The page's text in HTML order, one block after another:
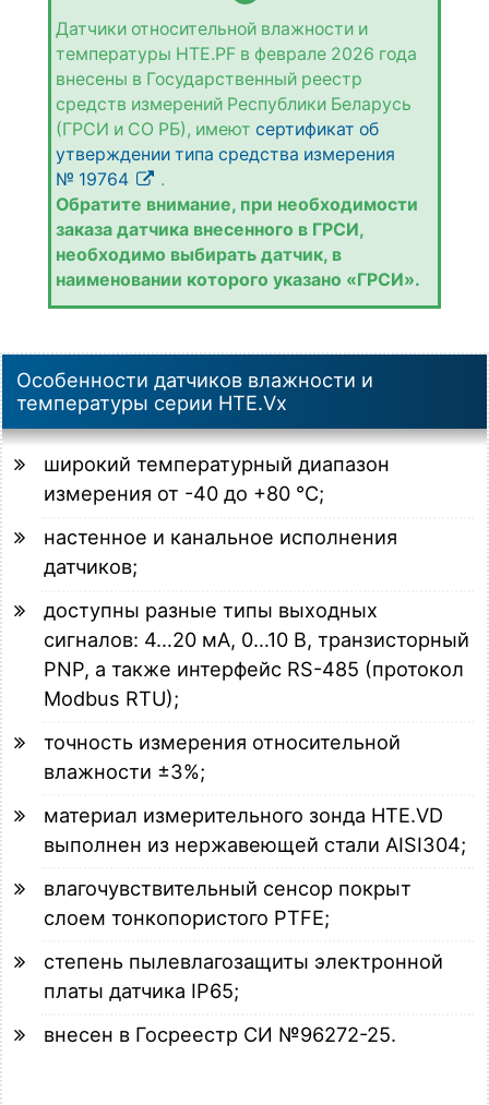
Датчики относительной влажности и
температуры HTE.PF в феврале 2026 года
внесены в Государственный реестр
средств измерений Республики Беларусь
(ГРСИ и СО РБ), имеютсертификат об
утверждении типа средства измерения
№ 19764
.
Обратите внимание, при необходимости
заказа датчика внесенного в ГРСИ,
необходимо выбирать датчик, в
наименовании которого указано «ГРСИ».
Особенности датчиков влажности и
температуры серии HTE.Vx
широкий температурный диапазон
измерения от -40 до +80 °C;
настенное и канальное исполнения
датчиков;
доступны разные типы выходных
сигналов: 4…20 мА, 0…10 В, транзисторный
PNP, а также интерфейс RS-485 (протокол
Modbus RTU);
точность измерения относительной
влажности ±3%;
материал измерительного зонда HTE.VD
выполнен из нержавеющей стали AISI304;
влагочувствительный сенсор покрыт
слоем тонкопористого PTFE;
степень пылевлагозащиты электронной
платы датчика IP65;
внесен в Госреестр СИ №96272-25.